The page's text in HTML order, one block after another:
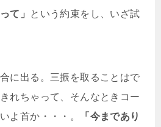
て」
という約束をし、いざ試
に出る。三振を取ることはで
れちゃって、そんなときコー
よ首か・・・。
「今まであり